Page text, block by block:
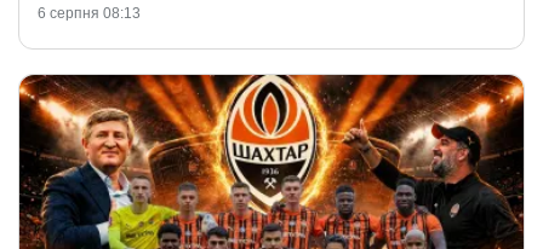
6 серпня 08:13